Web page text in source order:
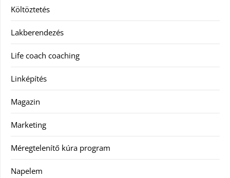
Költöztetés
Lakberendezés
Life coach coaching
Linképítés
Magazin
Marketing
Méregtelenítő kúra program
Napelem